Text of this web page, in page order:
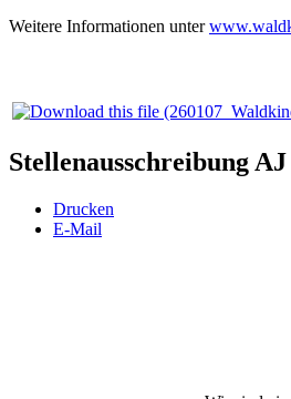
Weitere Informationen unter
Stellenausschreibung
Drucken
E-Mail